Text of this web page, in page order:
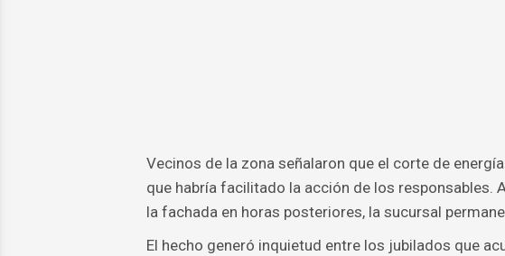
Vecinos de la zona señalaron que el corte de
que habría facilitado la acción de los responsables.
la fachada en horas posteriores, la sucursal
El hecho generó inquietud entre los jubilados que